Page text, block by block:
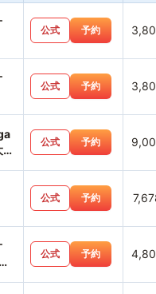
公式 予約
公式 予約
公式 予約
公式 予約
公式 予約